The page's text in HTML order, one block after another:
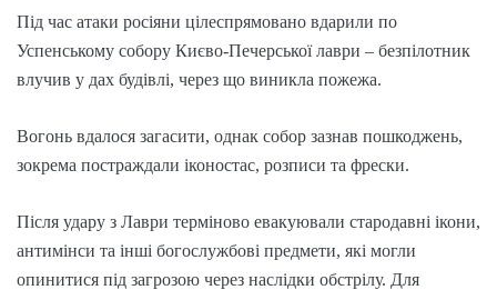
Під час атаки росіяни цілеспрямовано вдарили по
Успенському собору Києво-Печерської лаври – безпілотник
влучив у дах будівлі, через що виникла пожежа.
Вогонь вдалося загасити, однак собор зазнав пошкоджень,
зокрема постраждали іконостас, розписи та фрески.
Після удару з Лаври терміново евакуювали стародавні ікони,
антимінси та інші богослужбові предмети, які могли
опинитися під загрозою через наслідки обстрілу. Для